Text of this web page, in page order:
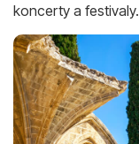
koncerty a festivaly.